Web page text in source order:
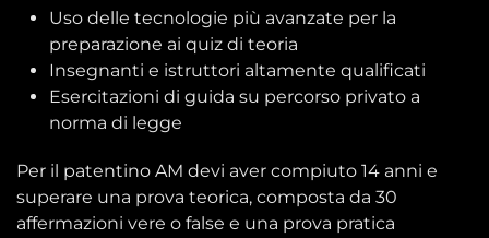
Uso delle tecnologie più avanzate per la
preparazione ai quiz di teoria
Insegnanti e istruttori altamente qualificati
Esercitazioni di guida su percorso privato a
norma di legge
Per il patentino AM devi aver compiuto 14 anni e
superare una prova teorica, composta da 30
affermazioni vere o false e una prova pratica